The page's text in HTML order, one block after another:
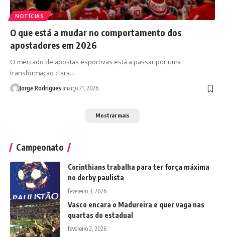
NOTÍCIAS
O que está a mudar no comportamento dos
apostadores em 2026
O mercado de apostas esportivas está a passar por uma
transformação clara…
Jorge Rodrigues março 21, 2026
Mostrar mais
Campeonato
Corinthians trabalha para ter força máxima
no derby paulista
fevereiro 3, 2026
Vasco encara o Madureira e quer vaga nas
quartas do estadual
fevereiro 2, 2026